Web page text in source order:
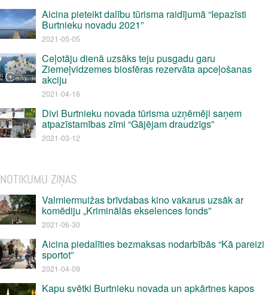
Aicina pieteikt dalību tūrisma raidījumā “Iepazīsti
Burtnieku novadu 2021”
2021-05-05
Ceļotāju dienā uzsāks teju pusgadu garu
Ziemeļvidzemes biosfēras rezervāta apceļošanas
akciju
2021-04-16
Divi Burtnieku novada tūrisma uzņēmēji saņem
atpazīstamības zīmi “Gājējam draudzīgs”
2021-03-12
NOTIKUMU ZIŅAS
Valmiermuižas brīvdabas kino vakarus uzsāk ar
komēdiju „Kriminālās ekselences fonds”
2021-06-30
Aicina piedalīties bezmaksas nodarbībās “Kā pareizi
sportot”
2021-04-09
Kapu svētki Burtnieku novada un apkārtnes kapos